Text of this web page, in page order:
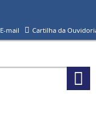
E-mail Cartilha da